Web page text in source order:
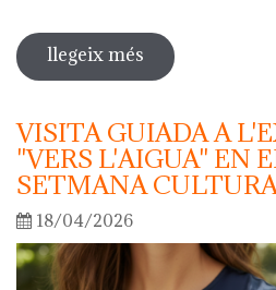
llegeix més sobre nit dels
VISITA GUIADA A
"VERS L'AIGUA" EN
SETMANA
18/04/2026